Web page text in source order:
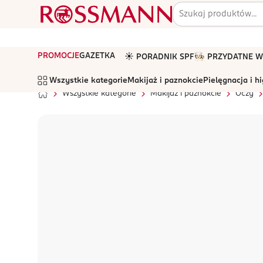
PROMOCJEGAZETKA ☀️ PORADNIK SPF🧑🏻‍🍳 PRZYDATNE
Wszystkie kategorie Makijaż i paznokcie Pielęgnacja i
Wszystkie kategorie
Makijaż i paznokcie Oczy